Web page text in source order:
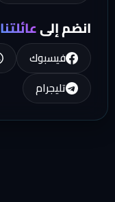
انضم إلىعائلتنا
فيسبوك
تليجرام